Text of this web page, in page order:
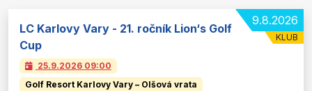
9.8.2026
KLUB
LC Karlovy Vary - 21. ročník Lion‘s Golf
Cup
25.9.2026 09:00
Golf Resort Karlovy Vary – Olšová vrata